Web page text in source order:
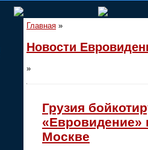
Главная »
Новости
»
Грузия
«Евровидение»
Москве